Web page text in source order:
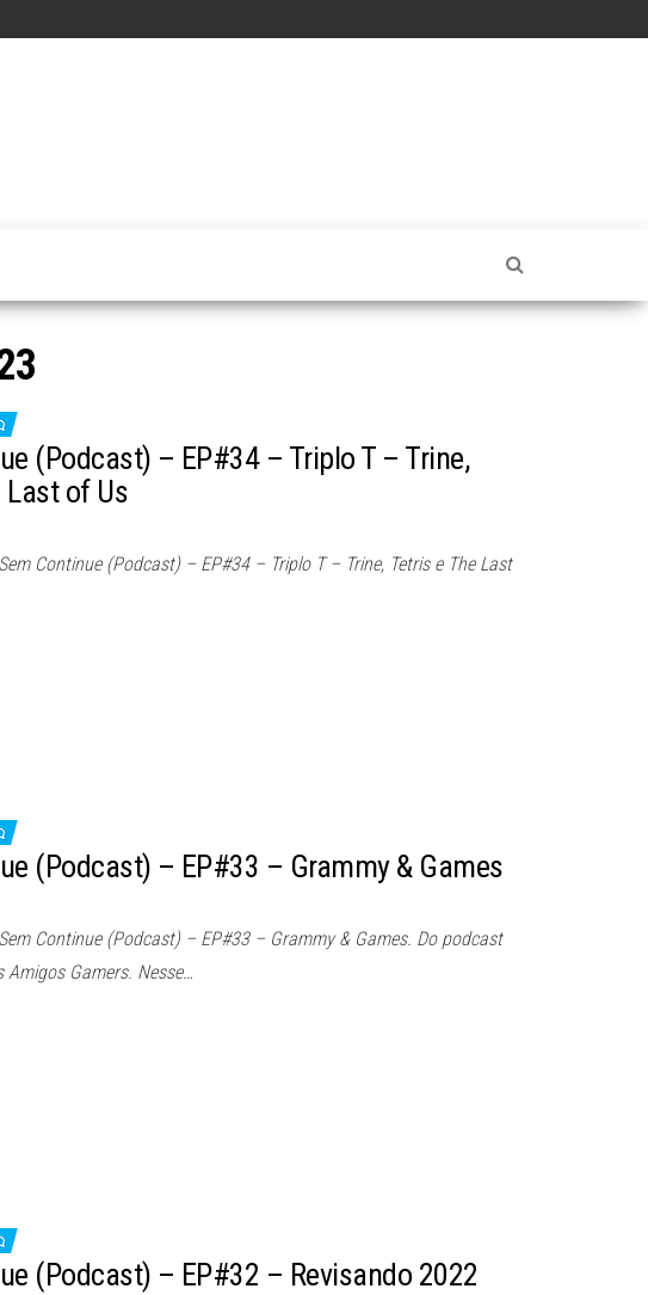
(Podcast) – EP#34 – Triplo T – Trine,
Last of Us
Continue (Podcast) – EP#34 – Triplo T – Trine, Tetris e The Last
(Podcast) – EP#33 – Grammy & Games
Continue (Podcast) – EP#33 – Grammy & Games. Do podcast
Amigos Gamers. Nesse…
(Podcast) – EP#32 – Revisando 2022